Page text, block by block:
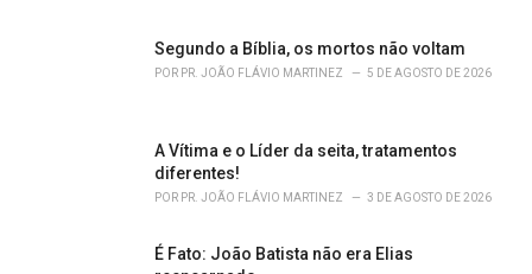
Segundo a Bíblia, os mortos não voltam
POR PR. JOÃO FLÁVIO MARTINEZ 5 DE AGOSTO DE 2026
A Vítima e o Líder da seita, tratamentos
diferentes!
POR PR. JOÃO FLÁVIO MARTINEZ 3 DE AGOSTO DE 2026
É Fato: João Batista não era Elias